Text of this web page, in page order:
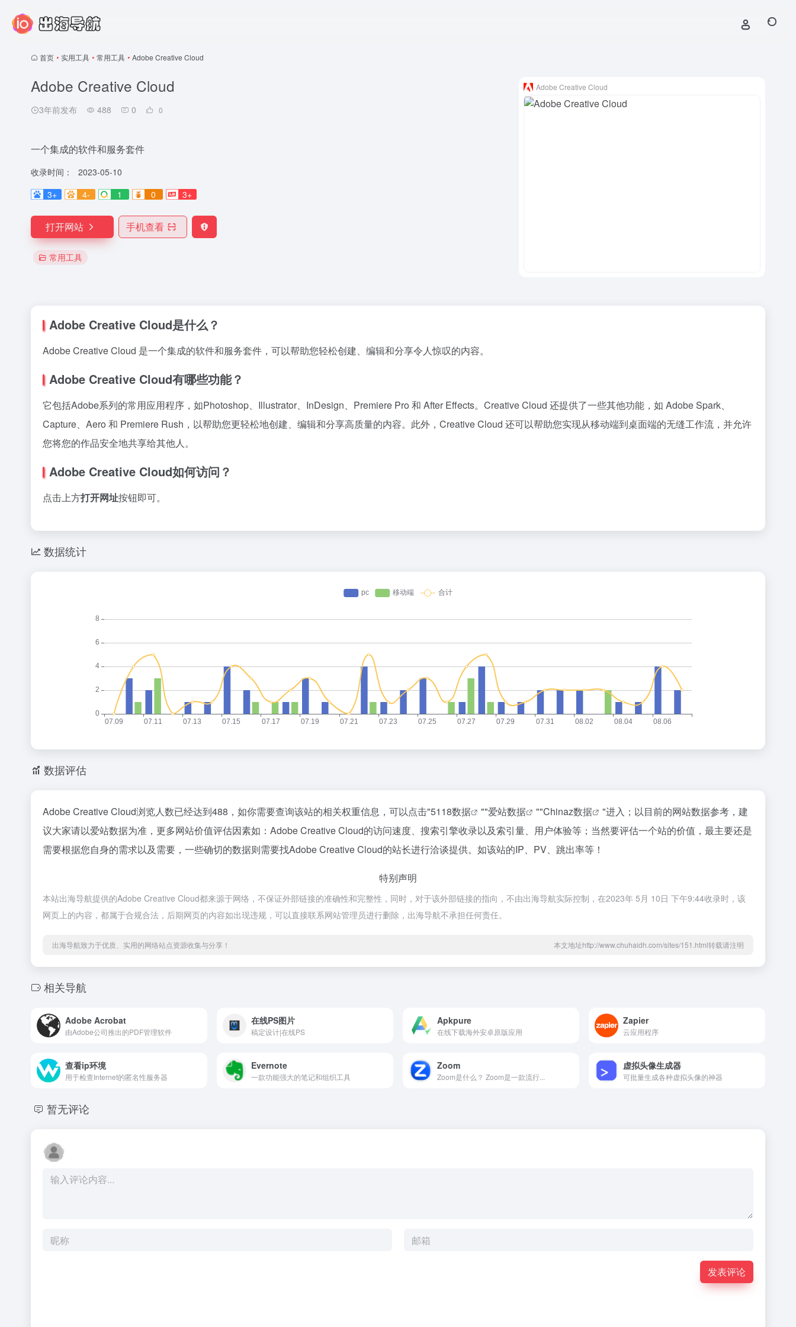
首页 • 实用工具 • 常用工具 • Adobe Creative Cloud
Adobe Creative Cloud
3年前发布 488 0 0
一个集成的软件和服务套件
收录时间：
2023-05-10
3+
4- 1 0 3+
打开网站 手机查看
常用工具
Adobe Creative Cloud
Adobe Creative Cloud是什么？
Adobe Creative Cloud 是一个集成的软件和服务套件，可以帮助您轻松创建、编辑和分享令人惊叹的内容。
Adobe Creative Cloud有哪些功能？
它包括Adobe系列的常用应用程序，如Photoshop、Illustrator、InDesign、Premiere Pro 和 After Effects。Creative Cloud 还提供了一些其他功能，如 Adobe Spark、
Capture、Aero 和 Premiere Rush，以帮助您更轻松地创建、编辑和分享高质量的内容。此外，Creative Cloud 还可以帮助您实现从移动端到桌面端的无缝工作流，并允许
您将您的作品安全地共享给其他人。
Adobe Creative Cloud如何访问？
点击上方打开网址按钮即可。
数据统计
数据评估
Adobe Creative Cloud浏览人数已经达到488，如你需要查询该站的相关权重信息，可以点击"5118数据 ""爱站数据 ""Chinaz数据
"进入；以目前的网站数据参考，建
议大家请以爱站数据为准，更多网站价值评估因素如：Adobe Creative Cloud的访问速度、搜索引擎收录以及索引量、用户体验等；当然要评估一个站的价值，最主要还是
需要根据您自身的需求以及需要，一些确切的数据则需要找Adobe Creative Cloud的站长进行洽谈提供。如该站的IP、PV、跳出率等！
特别声明
本站出海导航提供的Adobe Creative Cloud都来源于网络，不保证外部链接的准确性和完整性，同时，对于该外部链接的指向，不由出海导航实际控制，在2023年 5月 10日 下午9:44收录时，该
网页上的内容，都属于合规合法，后期网页的内容如出现违规，可以直接联系网站管理员进行删除，出海导航不承担任何责任。
出海导航致力于优质、实用的网络站点资源收集与分享！ 本文地址http://www.chuhaidh.com/sites/151.html转载请注明
相关导航
Adobe Acrobat
由Adobe公司推出的PDF管理软件
在线PS图片
稿定设计|在线PS
Apkpure
在线下载海外安卓原版应用
Zapier
云应用程序
查看ip环境
用于检查Internet的匿名性服务器
Evernote
一款功能强大的笔记和组织工具
Zoom
Zoom是什么？ Zoom是一款流行...
虚拟头像生成器
可批量生成各种虚拟头像的神器
暂无评论
发表评论